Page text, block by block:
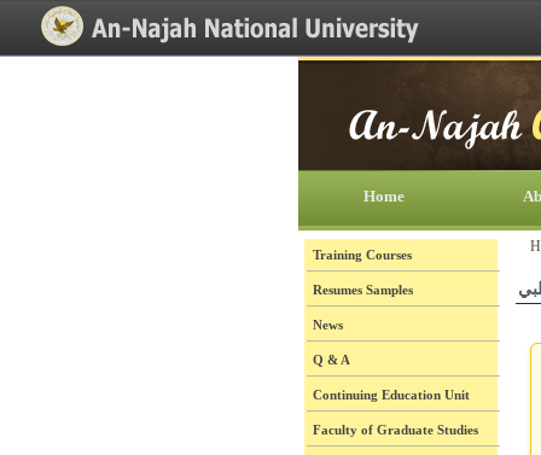
[Skip Header and Navigation]
[Jump to Main Content]
Home
Training Courses
Resumes Samples
News
Q & A
Continuing Education Unit
Faculty of Graduate Studies